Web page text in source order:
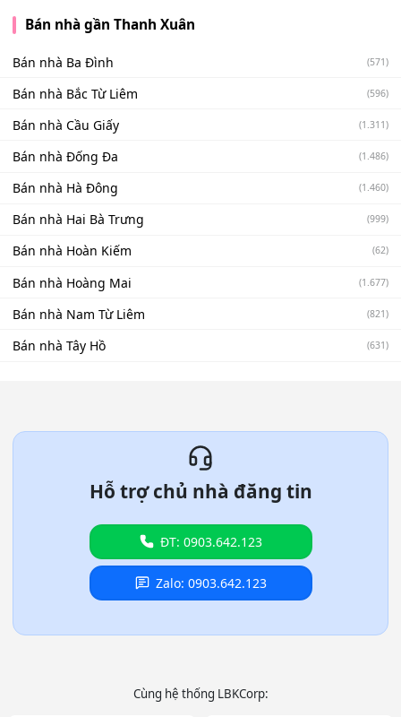
Bán nhà gần Thanh Xuân
Bán nhà Ba Đình (571)
Bán nhà Bắc Từ Liêm (596)
Bán nhà Cầu Giấy (1.311)
Bán nhà Đống Đa (1.486)
Bán nhà Hà Đông (1.460)
Bán nhà Hai Bà Trưng (999)
Bán nhà Hoàn Kiếm (62)
Bán nhà Hoàng Mai (1.677)
Bán nhà Nam Từ Liêm (821)
Bán nhà Tây Hồ (631)
Hỗ trợ chủ nhà đăng tin
ĐT: 0903.642.123
Zalo: 0903.642.123
Cùng hệ thống LBKCorp: